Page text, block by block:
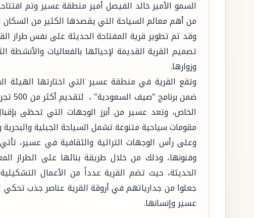
السمو الأمير خالد الفيصل أمير منطقة عسير وتم
من أهم معالم السياحة التي يقصدها الكثير من السكان
وقد تم تطوير قرية المفتاحة الحديثة على نفس طراز
تصميم القرية القديمة لإحيائها بالفعاليات
وزوارها.
وتقع القرية في منطقة عسير التي اختارتها
الخاص، وتعد عسير من أبرز الوجهات التي تحظى
مقومات سياحية متنوعة تشمل السياحة الجبلية والبحرية
وعلى رأس الوجهات التراثية والثقافية في عسير،
وفنونها، وذلك من خلال طريقة بنائها على الطراز
الحديثة، حيث تضم القرية عدداً من الأعمال
جعلوا من جدارياتهم في أروقة القرية عناصر جذب تحكي
عسير وإنسانها.